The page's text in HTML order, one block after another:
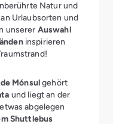
Natur und
Urlaubsorten und
unserer Auswahl
inspirieren
de Mónsulgehört
und liegt an der
abgelegen
Shuttlebus